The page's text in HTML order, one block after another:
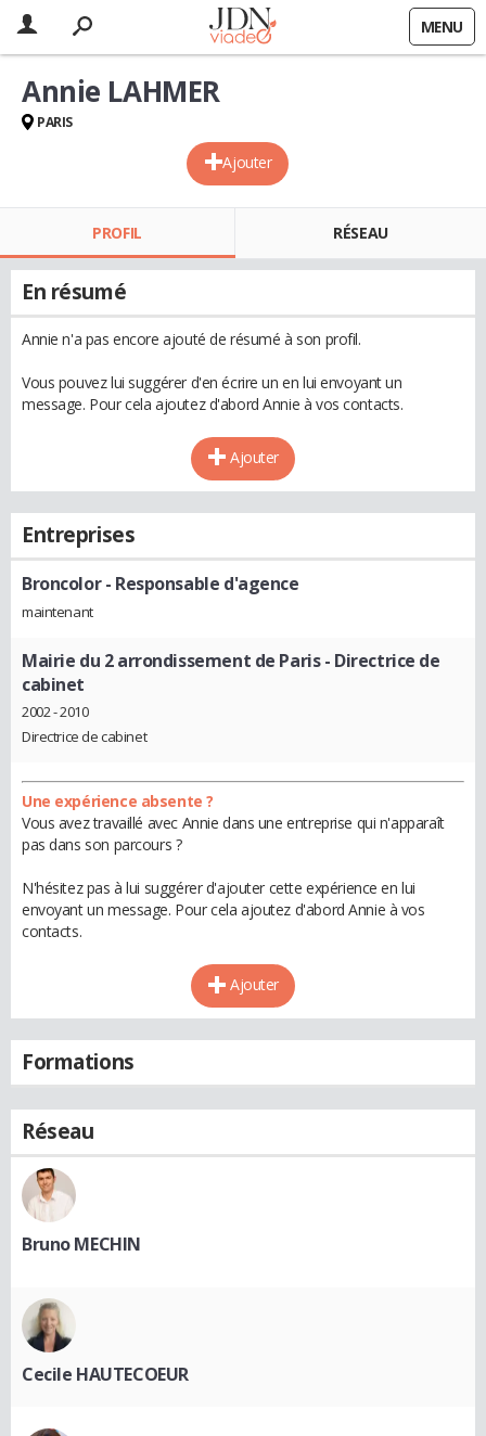
MENU
Ajouter
Annie LAHMER
PARIS
PROFIL RÉSEAU
En résumé
Annie n'a pas encore ajouté de résumé à son profil.
Vous pouvez lui suggérer d'en écrire un en lui envoyant un
message. Pour cela ajoutez d'abord Annie à vos contacts.
Ajouter
Entreprises
Broncolor- Responsable d'agence
maintenant
Mairie du 2 arrondissement de Paris- Directrice de
cabinet
2002 - 2010
Directrice de cabinet
Une expérience absente ?
Vous avez travaillé avec Annie dans une entreprise qui n'apparaît
pas dans son parcours ?
N'hésitez pas à lui suggérer d'ajouter cette expérience en lui
envoyant un message. Pour cela ajoutez d'abord Annie à vos
contacts.
Ajouter
Formations
Réseau
Bruno MECHIN
Cecile HAUTECOEUR